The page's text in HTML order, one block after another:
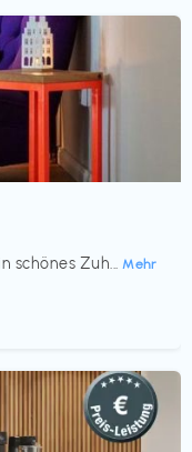
schönes Zuh... Mehr